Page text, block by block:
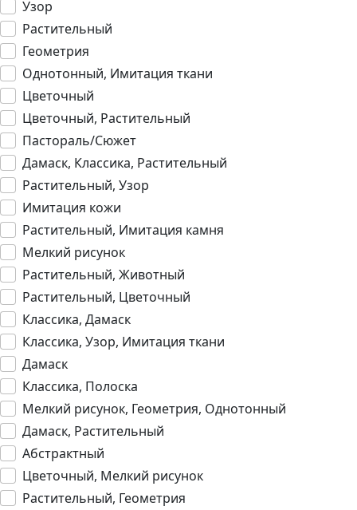
Узор
Растительный
Геометрия
Однотонный, Имитация ткани
Цветочный
Цветочный, Растительный
Пастораль/Сюжет
Дамаск, Классика, Растительный
Растительный, Узор
Имитация кожи
Растительный, Имитация камня
Мелкий рисунок
Растительный, Животный
Растительный, Цветочный
Классика, Дамаск
Классика, Узор, Имитация ткани
Дамаск
Классика, Полоска
Мелкий рисунок, Геометрия, Однотонный
Дамаск, Растительный
Абстрактный
Цветочный, Мелкий рисунок
Растительный, Геометрия